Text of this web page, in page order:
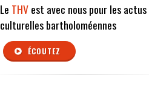
Le THVest avec nous pour les actus
culturelles bartholoméennes
ÉCOUTEZ